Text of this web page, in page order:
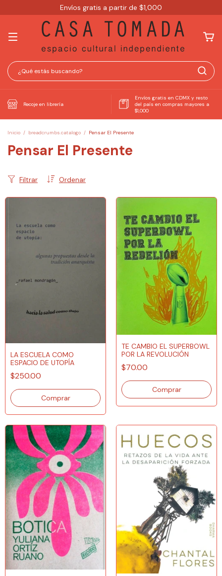
Envíos gratis a partir de $1,000
Recoje en librería
Envíos gratis en CDMX y resto
del país en compras mayores a
$1,000
Inicio / breadcrumbs.catalogo / Pensar El Presente
Pensar El Presente
Ordenar
Filtrar
LA ESCUELA COMO
ESPACIO DE UTOPÍA
$250.00
TE CAMBIO EL SUPERBOWL
POR LA REVOLUCIÓN
$70.00